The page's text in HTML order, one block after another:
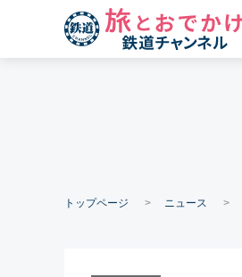
トップページ ニュース